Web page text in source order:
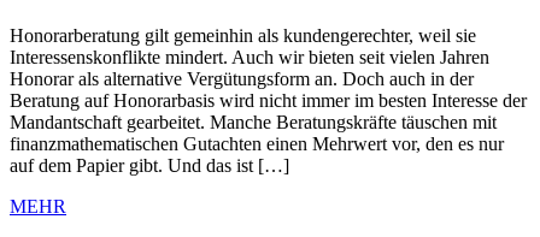
Honorarberatung gilt gemeinhin als kundengerechter, weil sie
Interessenskonflikte mindert. Auch wir bieten seit vielen Jahren
Honorar als alternative Vergütungsform an. Doch auch in der
Beratung auf Honorarbasis wird nicht immer im besten Interesse der
Mandantschaft gearbeitet. Manche Beratungskräfte täuschen mit
finanzmathematischen Gutachten einen Mehrwert vor, den es nur
auf dem Papier gibt. Und das ist […]
MEHR